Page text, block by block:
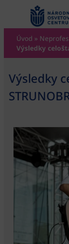
content
Úvod »
Výsledky
Výsledky